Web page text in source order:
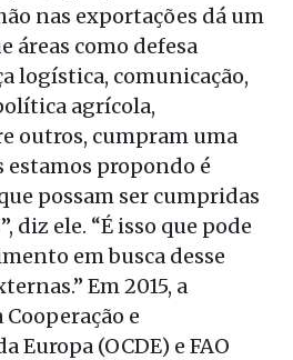
nas exportações dá um
áreas como defesa
logística, comunicação,
agrícola,
outros, cumpram uma
estamos propondo é
possam ser cumpridas
diz ele. “É isso que pode
em busca desse
Em 2015, a
e
Europa (OCDE) e FAO